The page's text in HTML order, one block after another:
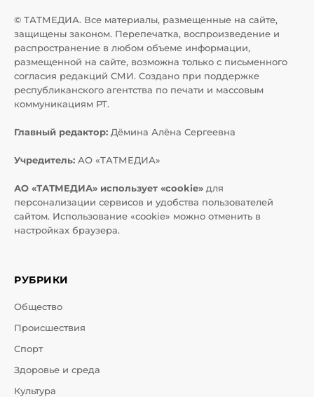
© ТАТМЕДИА. Все материалы, размещенные на сайте,
защищены законом. Перепечатка, воспроизведение и
распространение в любом объеме информации,
размещенной на сайте, возможна только с письменного
согласия редакций СМИ. Создано при поддержке
республиканского агентства по печати и массовым
коммуникациям РТ.
Главный редактор: Дёмина Алёна Сергеевна
Учредитель: АО «ТАТМЕДИА»
АО «ТАТМЕДИА» использует «cookie» для
персонализации сервисов и удобства пользователей
сайтом. Использование «cookie» можно отменить в
настройках браузера.
РУБРИКИ
Общество
Происшествия
Спорт
Здоровье и среда
Культура